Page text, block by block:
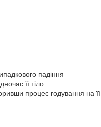
падіння
її тіло
процес годування на її